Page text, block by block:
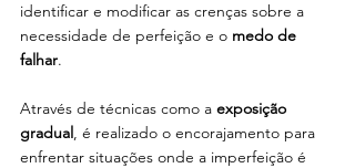
identificar e modificar as crenças sobre a
necessidade de perfeição e o medo de
falhar.
Através de técnicas como a exposição
gradual, é realizado o encorajamento para
enfrentar situações onde a imperfeição é